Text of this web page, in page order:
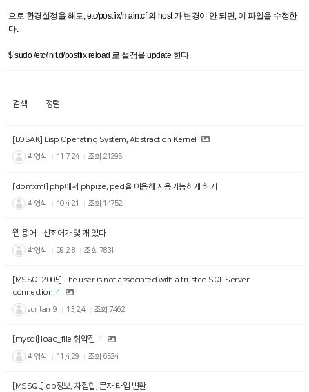
으로 환경설정을 해도, etc/postfix/main.cf 의 host 가 변경이 안 되면, 이 파일을 수정한
다.
$ sudo /etc/init.d/postfix reload 로 설정을 update 한다.
검색 정렬
[LOSAK] Lisp Operating System, Abstraction Kernel
박영식 11.7.24 조회 21295
[domxml] php에서 phpize, pecl을 이용해 사용가능하게 하기
박영식 10.4.21 조회 14752
웹 용어 - 신조어가 몇 개 있다
박영식 09.2.8 조회 7831
[MSSQL2005] The user is not associated with a trusted SQL Server
connection 4
suritam9 13.2.4 조회7462
[mysql] load_file 취약점 1
박영식 11.4.29 조회 6524
[MSSQL] db정보, 차집합, 문자 타입 변환